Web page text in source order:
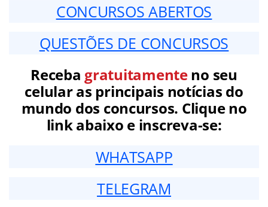
CONCURSOS ABERTOS
QUESTÕES DE CONCURSOS
Receba gratuitamenteno seu
celular as principais notícias do
mundo dos concursos. Clique no
link abaixo e inscreva-se:
WHATSAPP
TELEGRAM